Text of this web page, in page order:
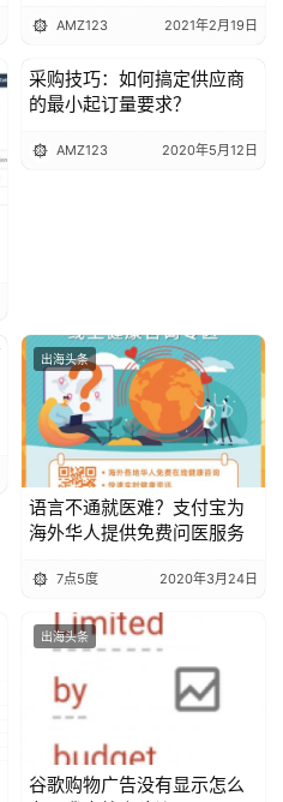
AMZ123 2021年2月19日
出海头条
采购技巧：如何搞定供应商
的最小起订量要求？
AMZ123 2020年5月12日
出海头条
语言不通就医难？支付宝为
海外华人提供免费问医服务
7点5度 2020年3月24日
出海头条
谷歌购物广告没有显示怎么